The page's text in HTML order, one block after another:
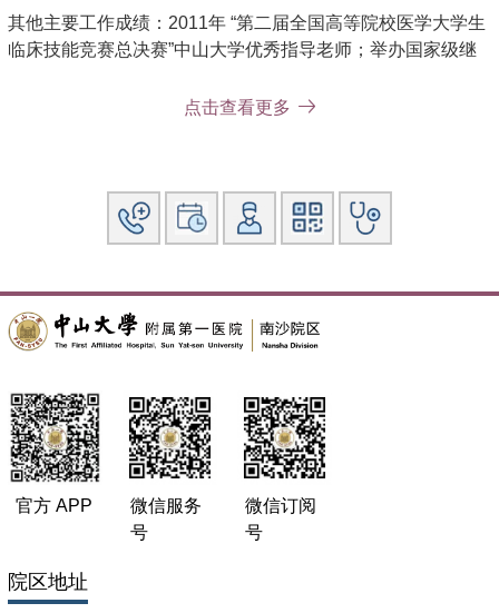
其他主要工作成绩：2011年 “第二届全国高等院校医学大学生
临床技能竞赛总决赛”中山大学优秀指导老师；举办国家级继
点击查看更多
官方 APP
微信服务
号
微信订阅
号
院区地址